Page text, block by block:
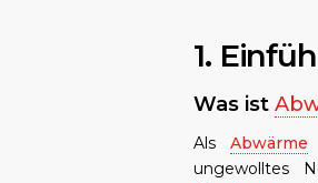
1.
Was ist
Als Abwärme
ungewolltes